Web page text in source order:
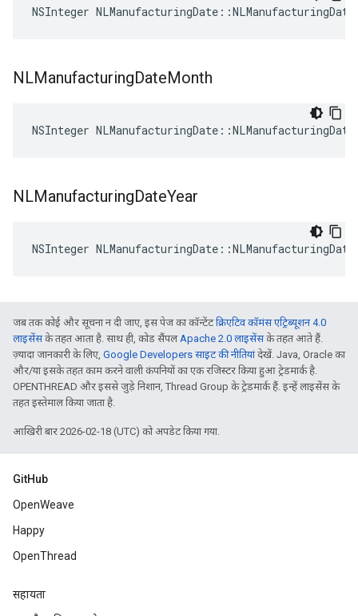
NSInteger
NLManufacturingDateMonth
NSInteger
NLManufacturingDateYear
NSInteger
जब तक कोई और सूचना न दी जाए, इस पेज का कॉन्टेंटक्रिएटिव कॉमंस एट्रिब्यूशन 4.0
लाइसेंसके तहत आता है. साथ ही, कोड सैंपलApache 2.0 लाइसेंसके तहत आते हैं.
ज़्यादा जानकारी के लिए, Google Developers साइट की नीतियांदेखें. Java, Oracle का
और/या इसके तहत काम करने वाली कंपनियों का एक रजिस्टर किया हुआ ट्रेडमार्क है.
OPENTHREAD और इससे जुड़े निशान, Thread Group के ट्रेडमार्क हैं. इन्हें लाइसेंस के
तहत इस्तेमाल किया जाता है.
आखिरी बार 2026-02-18 (UTC) को अपडेट किया गया.
GitHub
OpenWeave
Happy
OpenThread
सहायता